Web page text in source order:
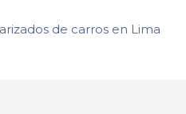
de carros en Lima